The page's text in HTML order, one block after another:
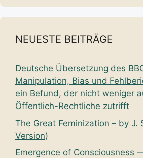
NEUESTE BEITRÄGE
Deutsche Übersetzung des
Manipulation, Bias und
ein Befund, der nicht weniger
Öffentlich-Rechtliche zutrifft
The Great Feminization – by J.
Version)
Emergence of Consciousness